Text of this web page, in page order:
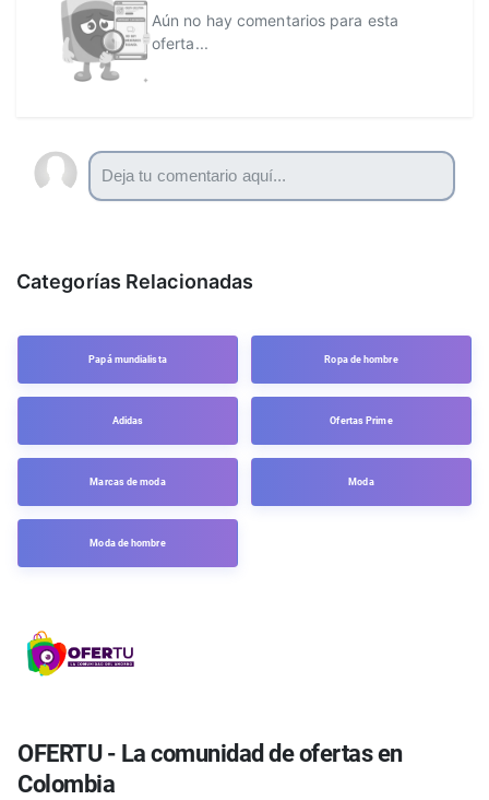
Aún no hay comentarios para esta
oferta...
Categorías Relacionadas
Papá mundialista Ropa de hombre
Adidas Ofertas Prime
Marcas de moda Moda
Moda de hombre
OFERTU - La comunidad de ofertas en
Colombia